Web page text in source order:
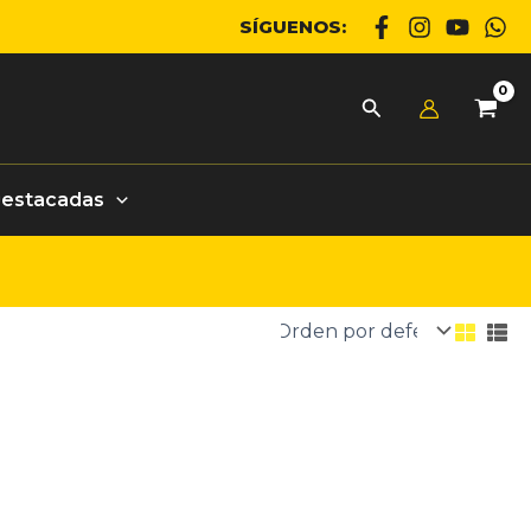
SÍGUENOS: